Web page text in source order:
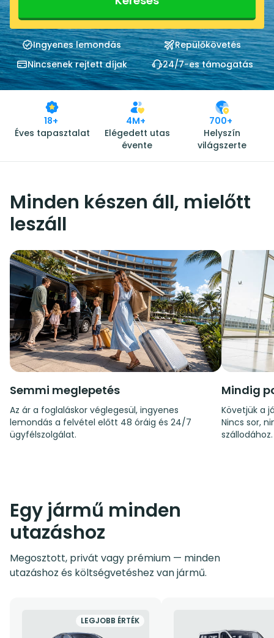
Ingyenes lemondás
Repülőkövetés
Nincsenek rejtett díjak
24/7-es támogatás
18+
Éves tapasztalat
4M+
Elégedett utas
évente
700+
Helyszín
világszerte
Minden készen áll, mielőtt
leszáll
Semmi meglepetés
Az ár a foglaláskor véglegesül, ingyenes
lemondás a felvétel előtt 48 óráig és 24/7
ügyfélszolgálat.
Mindig
Követjük a
Nincs sor,
szállodához.
Egy jármű minden
utazáshoz
Megosztott, privát vagy prémium — minden
utazáshoz és költségvetéshez van jármű.
LEGJOBB ÉRTÉK